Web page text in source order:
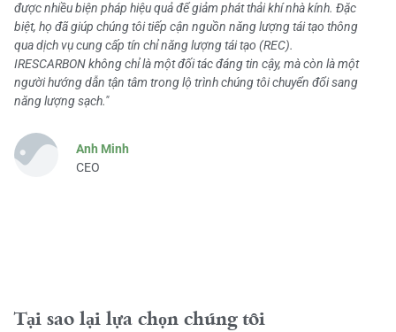
được nhiều biện pháp hiệu quả để giảm phát thải khí nhà kính. Đặc
biệt, họ đã giúp chúng tôi tiếp cận nguồn năng lượng tái tạo thông
qua dịch vụ cung cấp tín chỉ năng lượng tái tạo (REC).
IRESCARBON không chỉ là một đối tác đáng tin cậy, mà còn là một
người hướng dẫn tận tâm trong lộ trình chúng tôi chuyển đổi sang
năng lượng sạch."
Anh Minh
CEO
Tại sao lại lựa chọn chúng tôi